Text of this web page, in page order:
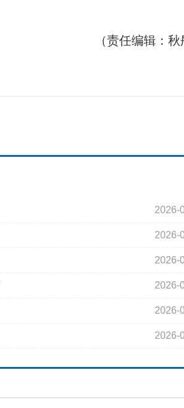
（责任编辑：秋
2026-
2026-
2026-
2026-
2026-
2026-